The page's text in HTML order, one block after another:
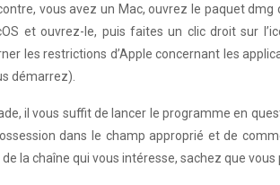
vous avez un Mac, ouvrez le paquet
et ouvrez-le, puis faites un clic droit sur
les restrictions d’Apple concernant les
démarrez).
il vous suffit de lancer le programme en
dans le champ approprié et de
la chaîne qui vous intéresse, sachez que